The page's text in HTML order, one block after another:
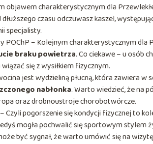
objawem charakterystycznym dla
czasu odczuwasz kaszel,
specjalisty.
POChP – Kolejnym charakterystycznym dla
braku powietrza. Co ciekawe – u osób
się z wysiłkiem fizycznym.
jest wydzieliną płucną, która zawiera w
nabłonka. Warto wiedzieć, że na
oraz drobnoustroje chorobotwórcze.
– Czyli pogorszenie się kondycji fizycznej to
mogła pochwalić się sportowym stylem
być sygnał, że warto umówić się na